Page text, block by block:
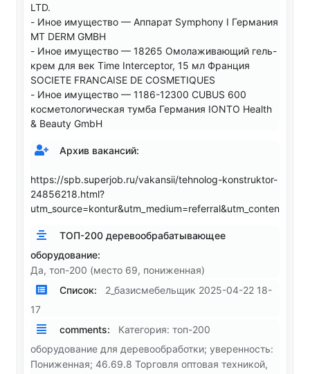
LTD.
- Иное имущество — Аппарат Symphony I Германия
MT DERM GMBH
- Иное имущество — 18265 Омолаживающий гель-
крем для век Time Interceptor, 15 мл Франция
SOCIETE FRANCAISE DE COSMETIQUES
- Иное имущество — 1186-12300 CUBUS 600
косметологическая тумба Германия IONTO Health
& Beauty GmbH
Архив вакансий:
https://spb.superjob.ru/vakansii/tehnolog-konstruktor-
24856218.html?
ТОП-200 деревообрабатывающее
оборудование:
Да, топ-200 (место 69, пониженная)
Список:
2_базисмебельщик 2025-04-22 18-
17
comments:
Категория: топ-200
оборудование для деревообработки; уверенность:
Пониженная; 46.69.8 Торговля оптовая техникой,